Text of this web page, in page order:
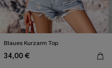
Blaues Kurzarm Top
34,00 €